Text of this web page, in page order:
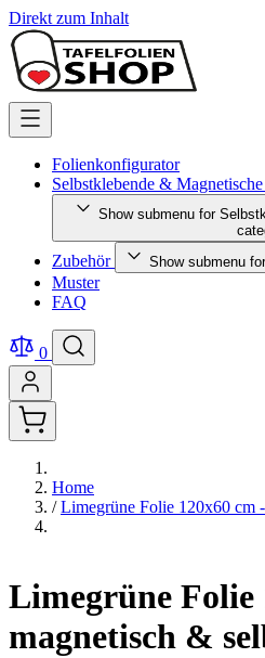
Direkt zum Inhalt
Folienkonfigurator
Selbstklebende &
Show submenu for
Zubehör Show submenu
Muster
FAQ
0
Home
/ Limegrüne Folie 120x60 cm
Limegrüne Folie
magnetisch &